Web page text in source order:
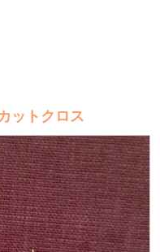
ットクロス